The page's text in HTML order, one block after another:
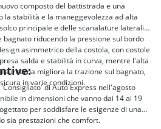
composto del battistrada e una
stabilità e la maneggevolezza ad alta
principale e delle scanalature laterali
riducendo la pressione sul bordo
asimmetrico della costola, con costole
salda e stabilità in curva, mentre l'alta
interna migliora la trazione sul bagnato,
in varie condizioni.
di Auto Express nell'agosto
in dimensioni che vanno dai 14 ai 19
per soddisfare le esigenze di una
sia prestazioni che comfort.